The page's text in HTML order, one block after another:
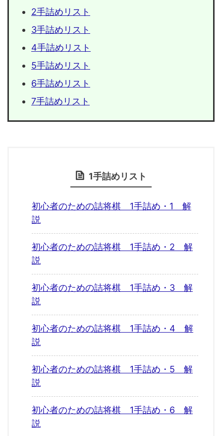
2手詰めリスト
3手詰めリスト
4手詰めリスト
5手詰めリスト
6手詰めリスト
7手詰めリスト
1手詰めリスト
初心者のための詰将棋 1手詰め・1 解
説
初心者のための詰将棋 1手詰め・2 解
説
初心者のための詰将棋 1手詰め・3 解
説
初心者のための詰将棋 1手詰め・4 解
説
初心者のための詰将棋 1手詰め・5 解
説
初心者のための詰将棋 1手詰め・6 解
説